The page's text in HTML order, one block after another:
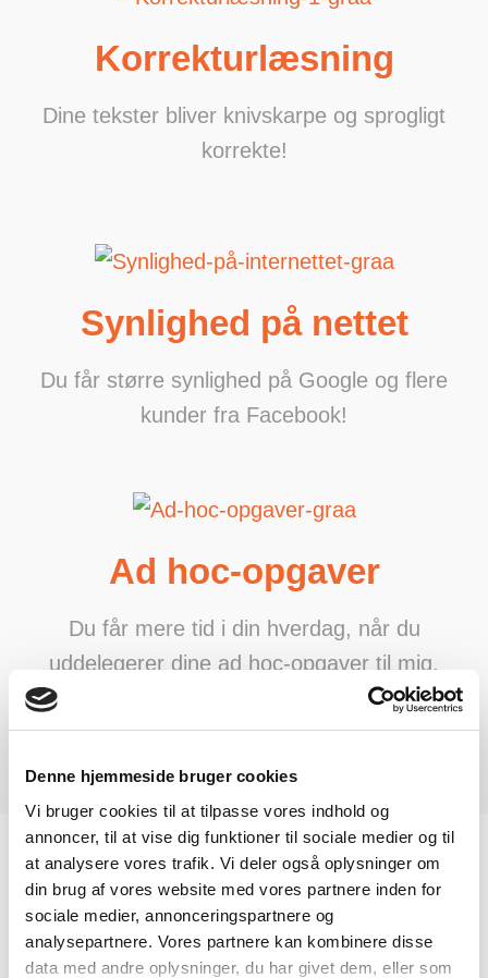
Denne hjemmeside bruger cookies
Vi bruger cookies til at tilpasse vores indhold og
annoncer, til at vise dig funktioner til sociale medier og til
at analysere vores trafik. Vi deler også oplysninger om
din brug af vores website med vores partnere inden for
sociale medier, annonceringspartnere og
analysepartnere. Vores partnere kan kombinere disse
data med andre oplysninger, du har givet dem, eller som
Korrekturlæsning
Dine tekster bliver knivskarpe og sprogligt
korrekte!
Synlighed på nettet
Du får større synlighed på Google og flere
kunder fra Facebook!
Ad hoc-opgaver
Du får mere tid i din hverdag, når du
uddelegerer dine ad hoc-opgaver til mig.
Jeg tager over, og du tager fri.
Derfor bør du få en virtuel
assistent